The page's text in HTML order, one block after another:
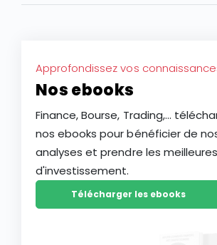
Approfondissez vos
Nos ebooks
Finance, Bourse, Trading,...
nos ebooks pour bénéficier de
analyses et prendre les
d'investissement.
Télécharger les ebooks